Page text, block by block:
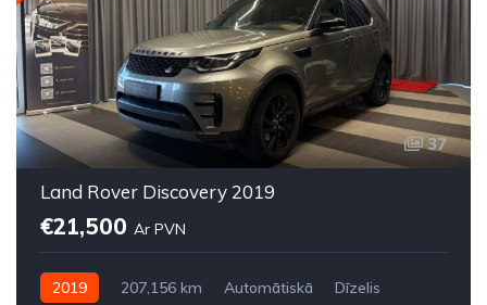
37
Land Rover Discovery 2019
€21,500 Ar PVN
2019 207,156 km Automātiskā
Dīzelis